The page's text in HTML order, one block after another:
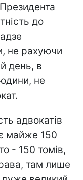
до
не рахуючи
день, в
не
адвокатів
майже 150
- 150 томів,
там лише